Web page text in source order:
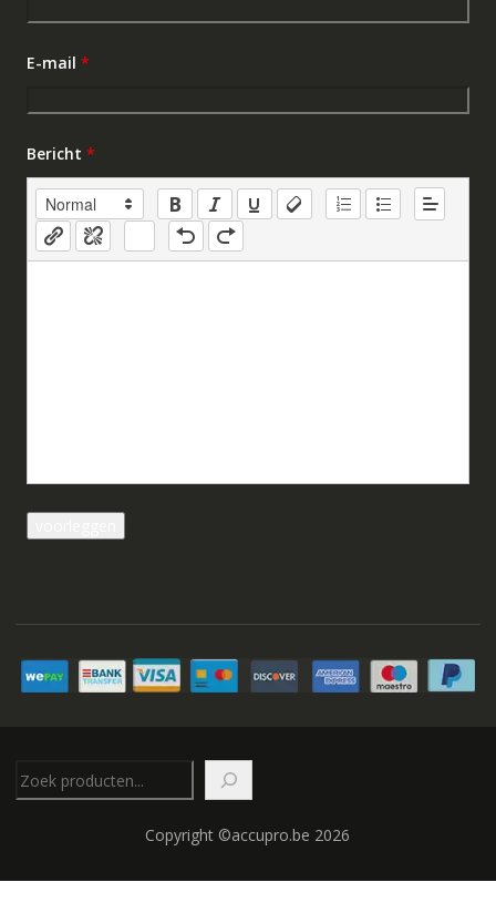
E-mail *
Bericht *
Copyright ©accupro.be 2026